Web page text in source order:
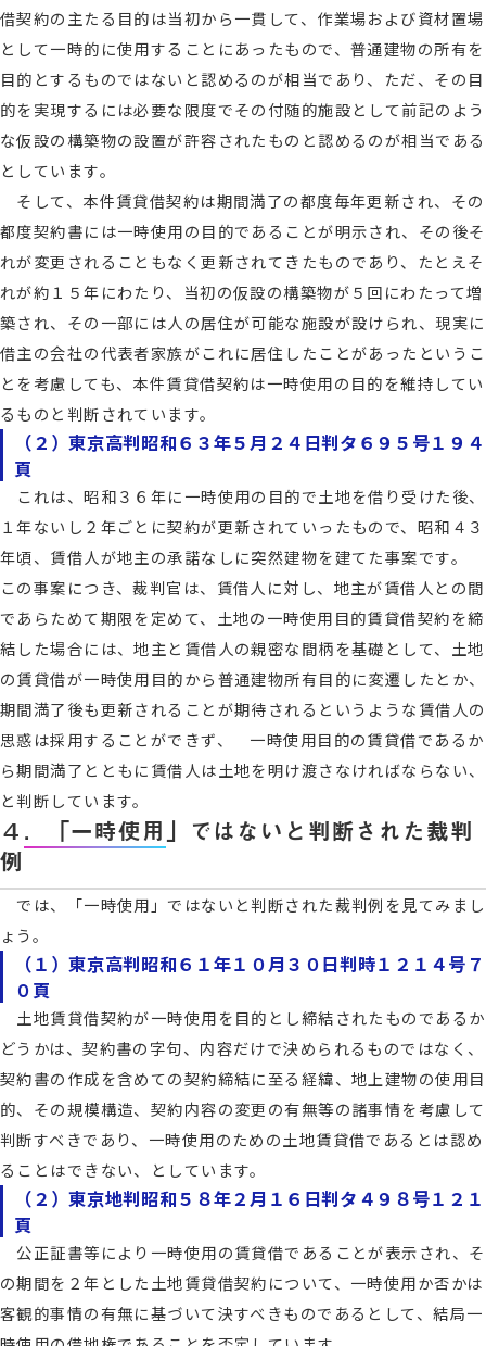
借契約の主たる目的は当初から一貫して、作業場および資材置場
として一時的に使用することにあったもので、普通建物の所有を
目的とするものではないと認めるのが相当であり、ただ、その目
的を実現するには必要な限度でその付随的施設として前記のよう
な仮設の構築物の設置が許容されたものと認めるのが相当である
としています。
そして、本件賃貸借契約は期間満了の都度毎年更新され、その
都度契約書には一時使用の目的であることが明示され、その後そ
れが変更されることもなく更新されてきたものであり、たとえそ
れが約１５年にわたり、当初の仮設の構築物が５回にわたって増
築され、その一部には人の居住が可能な施設が設けられ、現実に
借主の会社の代表者家族がこれに居住したことがあったというこ
とを考慮しても、本件賃貸借契約は一時使用の目的を維持してい
るものと判断されています。
（２）東京高判昭和６３年５月２４日判タ６９５号１９４
頁
これは、昭和３６年に一時使用の目的で土地を借り受けた後、
１年ないし２年ごとに契約が更新されていったもので、昭和４３
年頃、賃借人が地主の承諾なしに突然建物を建てた事案です。
この事案につき、裁判官は、賃借人に対し、地主が賃借人との間
であらためて期限を定めて、土地の一時使用目的賃貸借契約を締
結した場合には、地主と賃借人の親密な間柄を基礎として、土地
の賃貸借が一時使用目的から普通建物所有目的に変遷したとか、
期間満了後も更新されることが期待されるというような賃借人の
思惑は採用することができず、 一時使用目的の賃貸借であるか
ら期間満了とともに賃借人は土地を明け渡さなければならない、
と判断しています。
４．「一時使用」ではないと判断された裁判
例
では、「一時使用」ではないと判断された裁判例を見てみまし
ょう。
（１）東京高判昭和６１年１０月３０日判時１２１４号７
０頁
土地賃貸借契約が一時使用を目的とし締結されたものであるか
どうかは、契約書の字句、内容だけで決められるものではなく、
契約書の作成を含めての契約締結に至る経緯、地上建物の使用目
的、その規模構造、契約内容の変更の有無等の諸事情を考慮して
判断すべきであり、一時使用のための土地賃貸借であるとは認め
ることはできない、としています。
（２）東京地判昭和５８年２月１６日判タ４９８号１２１
頁
公正証書等により一時使用の賃貸借であることが表示され、そ
の期間を２年とした土地賃貸借契約について、一時使用か否かは
客観的事情の有無に基づいて決すべきものであるとして、結局一